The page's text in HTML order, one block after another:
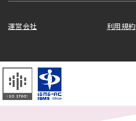
運営会社 利用規約